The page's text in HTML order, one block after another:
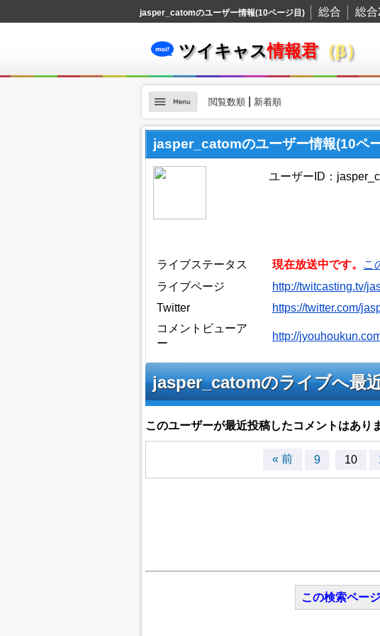
jasper_catomのユーザー情報(10ページ目) 総合 総合
ツイキャス情報君（β）
閲覧数順| 新着順
jasper_catomのユーザー情報(10ペ
ユーザーID：
ライブステータス 現在放送中です。
こ
ライブページ
http://twitcasting.tv/
Twitter
https://twitter.com/
コメントビューア
ー
http://
jasper_catomのライブへ最
このユーザーが最近投稿したコメントはあり
« 前 9 10
この検索ペー